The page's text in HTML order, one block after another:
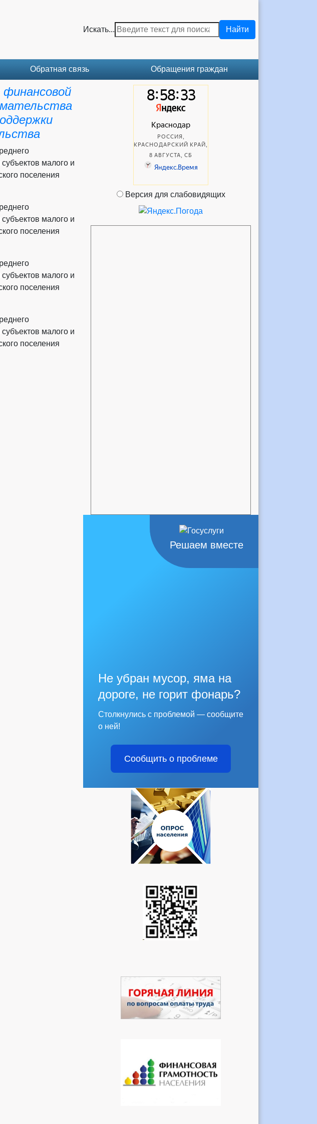
Искать... Найти
Обратная связь Обращения граждан
финансовой
малого и
поселения
малого и
поселения
малого и
поселения
малого и
поселения
Версия для слабовидящих
Решаем вместе
Не убран мусор, яма на
дороге, не горит фонарь?
Столкнулись с проблемой — сообщите
о ней!
Сообщить о проблеме